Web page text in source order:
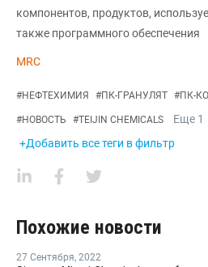
компонентов, продуктов,
также программного обеспечения
MRC
#НЕФТЕХИМИЯ #ПК-ГРАНУЛЯТ #ПК-
#НОВОСТЬ #TEIJIN CHEMICALS Еще 1
+Добавить все теги в фильтр
Похожие новости
27 Сентября, 2022